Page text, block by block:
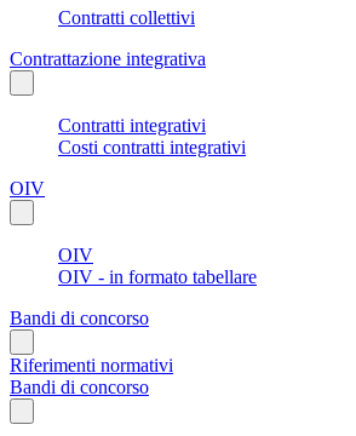
Contratti collettivi
Contrattazione integrativa
Contratti integrativi
Costi contratti integrativi
OIV
OIV
OIV - in formato tabellare
Bandi di concorso
Riferimenti normativi
Bandi di concorso